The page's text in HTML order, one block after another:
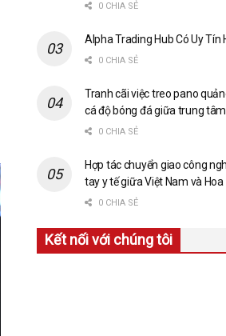
0 CHIA SẺ
Alpha Trading Hub Có Uy Tín
0 CHIA SẺ
Tranh cãi việc treo pano
cá độ bóng đá giữa trung
0 CHIA SẺ
Hợp tác chuyển giao công
tay y tế giữa Việt Nam và Hoa
0 CHIA SẺ
Kết nối với chúng tôi